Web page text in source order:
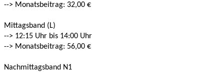
--> Monatsbeitrag: 32,00 €
Mittagsband (L)
--> 12:15 Uhr bis 14:00 Uhr
--> Monatsbeitrag: 56,00 €
Nachmittagsband N1